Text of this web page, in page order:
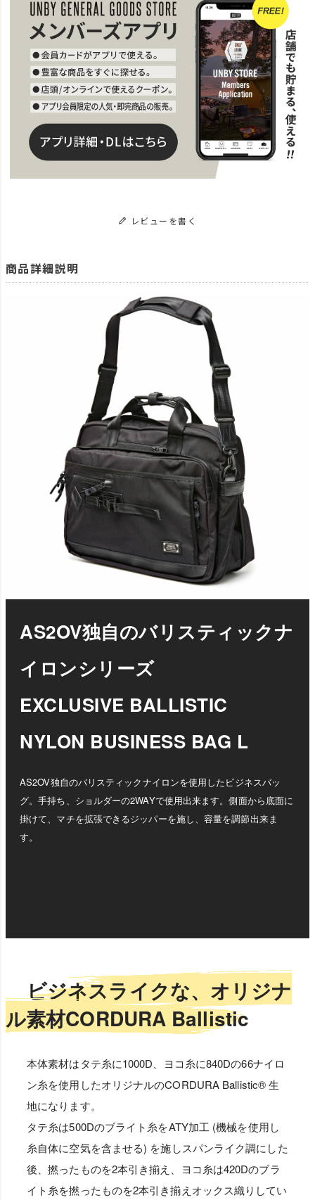
レビューを書く
商品詳細説明
AS2OV独自のバリスティックナ
イロンシリーズ
EXCLUSIVE BALLISTIC
NYLON BUSINESS BAG L
AS2OV独自のバリスティックナイロンを使用したビジネスバッ
グ。手持ち、ショルダーの2WAYで使用出来ます。側面から底面に
掛けて、マチを拡張できるジッパーを施し、容量を調節出来ま
す。
ビジネスライクな、オリジナ
ル素材CORDURA Ballistic
本体素材はタテ糸に1000D、ヨコ糸に840Dの66ナイロ
ン糸を使用したオリジナルのCORDURA Ballistic® 生
地になります。
タテ糸は500Dのブライト糸をATY加工 (機械を使用し
糸自体に空気を含ませる) を施しスパンライク調にした
後、撚ったものを2本引き揃え、ヨコ糸は420Dのブラ
イト糸を撚ったものを2本引き揃えオックス織りしてい